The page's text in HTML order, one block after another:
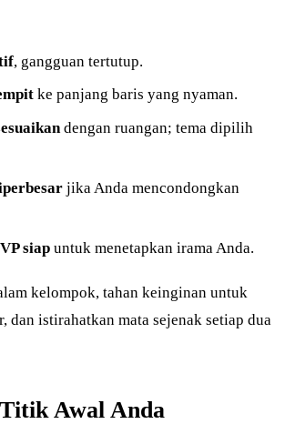
, gangguan tertutup.
ke panjang baris yang nyaman.
dengan ruangan; tema dipilih
jika Anda mencondongkan
siap untuk menetapkan irama Anda.
kelompok, tahan keinginan untuk
dan istirahatkan mata sejenak setiap dua
Awal Anda